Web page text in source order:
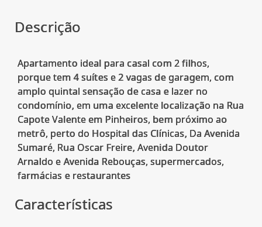
Descrição
Apartamento ideal para casal com 2 filhos,
porque tem 4 suítes e 2 vagas de garagem, com
amplo quintal sensação de casa e lazer no
condomínio, em uma excelente localização na Rua
Capote Valente em Pinheiros, bem próximo ao
metrô, perto do Hospital das Clínicas, Da Avenida
Sumaré, Rua Oscar Freire, Avenida Doutor
Arnaldo e Avenida Rebouças, supermercados,
Características